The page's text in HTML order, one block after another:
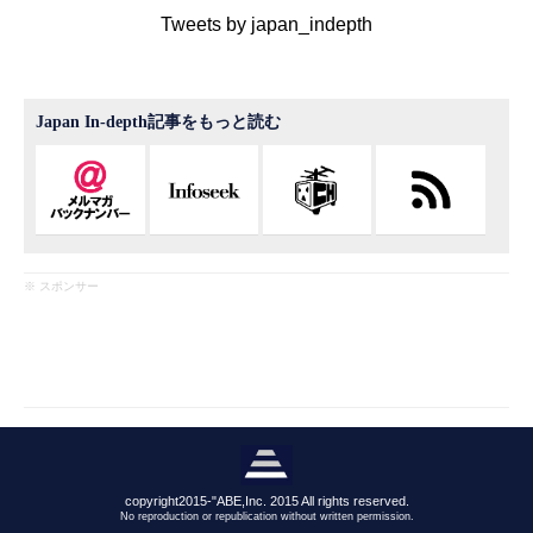
Tweets by japan_indepth
Japan In-depth記事をもっと読む
※ スポンサー
copyright2015-"ABE,Inc. 2015 All rights reserved.
No reproduction or republication without written permission.